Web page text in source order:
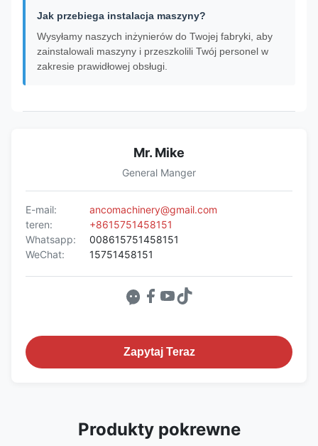
Jak przebiega instalacja maszyny?
Wysyłamy naszych inżynierów do Twojej fabryki, aby
zainstalowali maszyny i przeszkolili Twój personel w
zakresie prawidłowej obsługi.
Mr. Mike
General Manger
E-mail:
ancomachinery@gmail.com
teren:
+8615751458151
Whatsapp:
008615751458151
WeChat:
15751458151
Zapytaj Teraz
Produkty pokrewne